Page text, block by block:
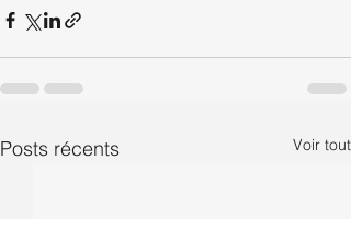
Posts récents Voir tout